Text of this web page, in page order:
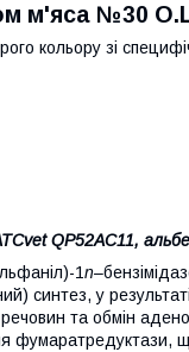
м'яса №30
кольору зі
vetQP52AС11,
1n–
синтез, у
та обмін
фумаратредуктази,